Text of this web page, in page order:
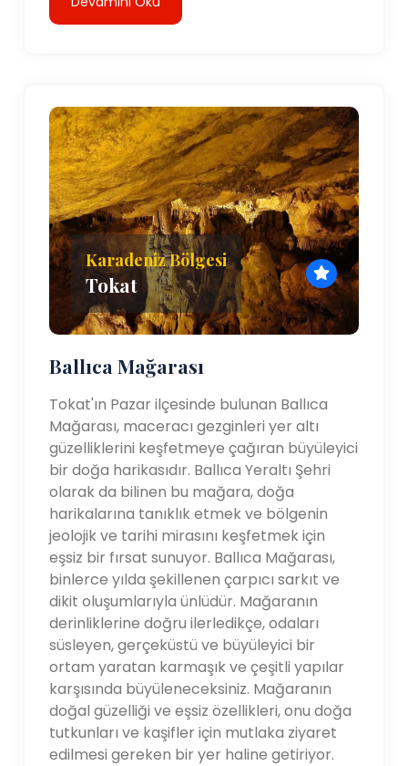
Karadeniz Bölgesi
Tokat
Ballıca Mağarası
Tokat'ın Pazar ilçesinde bulunan Ballıca
Mağarası, maceracı gezginleri yer altı
güzelliklerini keşfetmeye çağıran büyüleyici
bir doğa harikasıdır. Ballıca Yeraltı Şehri
olarak da bilinen bu mağara, doğa
harikalarına tanıklık etmek ve bölgenin
jeolojik ve tarihi mirasını keşfetmek için
eşsiz bir fırsat sunuyor. Ballıca Mağarası,
binlerce yılda şekillenen çarpıcı sarkıt ve
dikit oluşumlarıyla ünlüdür. Mağaranın
derinliklerine doğru ilerledikçe, odaları
süsleyen, gerçeküstü ve büyüleyici bir
ortam yaratan karmaşık ve çeşitli yapılar
karşısında büyüleneceksiniz. Mağaranın
doğal güzelliği ve eşsiz özellikleri, onu doğa
tutkunları ve kaşifler için mutlaka ziyaret
edilmesi gereken bir yer haline getiriyor.